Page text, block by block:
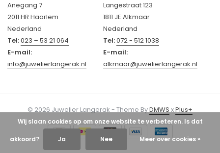
Anegang 7
2011 HR Haarlem
Nederland
Tel:023 – 53 21 064
E-mail:
info@juwelierlangerak.nl
Langestraat 123
1811 JE Alkmaar
Nederland
Tel:072 - 512 1038
E-mail:
alkmaar@juwelierlangerak.nl
© 2026 Juwelier Langerak - Theme ByDMWSxPlus+
Wij slaan cookies op om onze website te verbeteren. Is dat
akkoord? Ja Nee Meer over cookies »